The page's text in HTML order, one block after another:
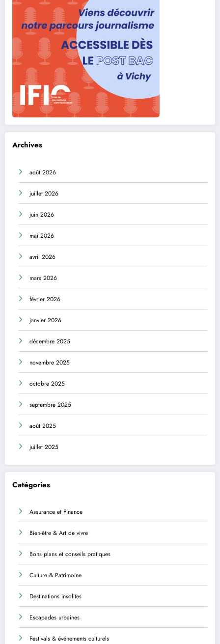
Archives
août 2026
juillet 2026
juin 2026
mai 2026
avril 2026
mars 2026
février 2026
janvier 2026
décembre 2025
novembre 2025
octobre 2025
septembre 2025
août 2025
juillet 2025
Catégories
Assurance et Finance
Bien-être & Art de vivre
Bons plans et conseils pratiques
Culture & Patrimoine
Destinations insolites
Escapades urbaines
Festivals & événements culturels